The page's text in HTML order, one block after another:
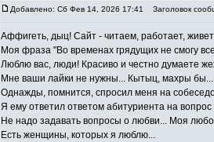
Добавлено: Сб Фев 14, 2026 17:41 Заголовок
Аффигеть, дыц! Сайт - читаем, работает,
Моя фраза "Во временах грядущих не смогу
Люблю вас, люди! Красиво и честно думаете
Мне ваши лайки не нужны... Кытыц, махры
Однажды, помнится, спросил меня на
Я ему ответил ответом абитуриента на
Не надо задавать вопросы о любви... Моя
Есть женщины, которых я люблю...